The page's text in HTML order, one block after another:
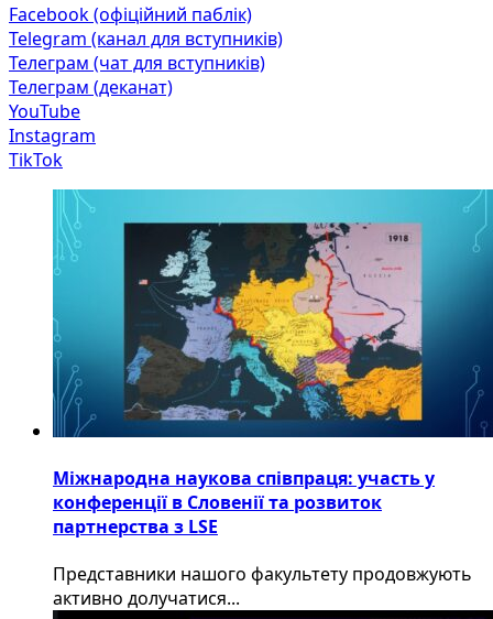
Facebook (офіційний паблік)
Telegram (канал для вступників)
Телеграм (чат для вступників)
Телеграм (деканат)
YouTube
Instagram
TikTok
Міжнародна наукова співпраця: участь у
конференції в Словенії та розвиток
партнерства з LSE
​Представники нашого факультету продовжують
активно долучатися...